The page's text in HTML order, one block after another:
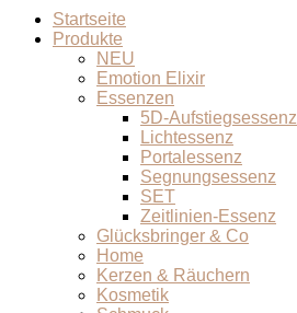
Startseite
Produkte
NEU
Emotion Elixir
Essenzen
5D-Aufstiegsessenz
Lichtessenz
Portalessenz
Segnungsessenz
SET
Zeitlinien-Essenz
Glücksbringer & Co
Home
Kerzen & Räuchern
Kosmetik